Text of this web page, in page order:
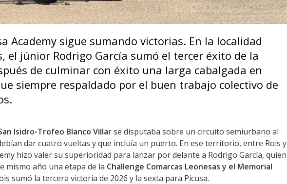
Academy sigue sumando victorias. En la localidad
el júnior Rodrigo García sumó el tercer éxito de la
de culminar con éxito una larga cabalgada en
siempre respaldado por el buen trabajo colectivo de
Isidro-Trofeo Blanco Villarse disputaba sobre un circuito semiurbano al
dar cuatro vueltas y que incluía un puerto. En ese territorio, entre Rois y
hizo valer su superioridad para lanzar por delante a Rodrigo García, quien
mismo año una etapa de la Challenge Comarcas Leonesas y el Memorial
sumó la tercera victoria de 2026 y la sexta para Picusa.